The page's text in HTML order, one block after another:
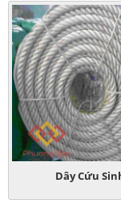
Dây Cứu